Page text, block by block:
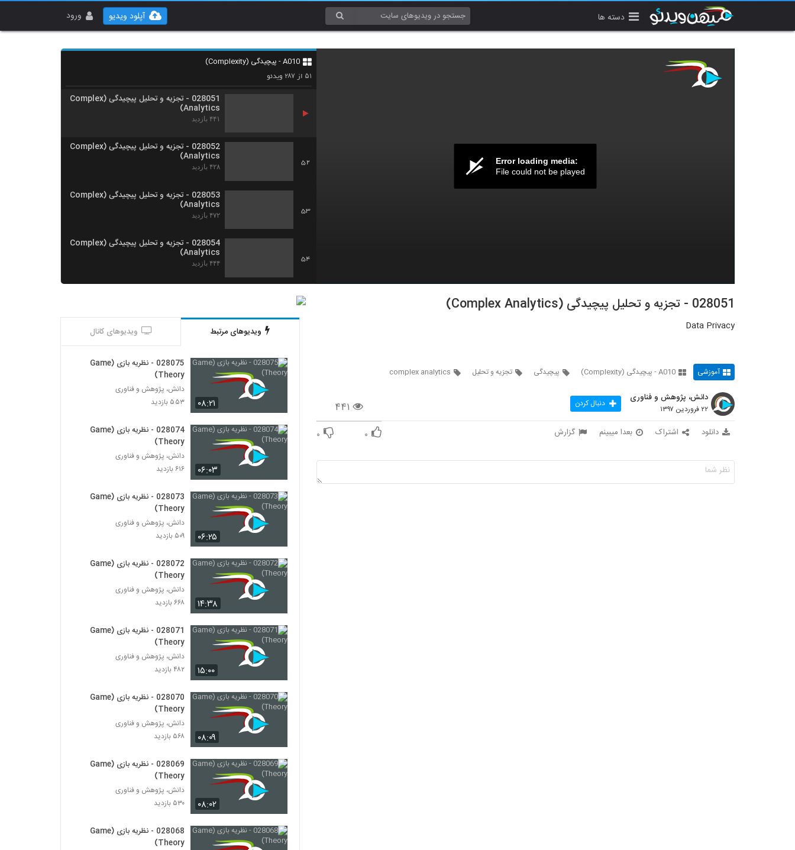
دسته ها ورود آپلود ویدیو
Error loading media:
File could not be played
A010 - پیچیدگی (Complexity)
۵۱ از ۲۸۷ ویدئو
50
028050 - تجزیه و تحلیل پیچیدگی (Complex
Analytics)
028051 - تجزیه و تحلیل پیچیدگی (Complex
Analytics)
۴۴۱ بازدید
52
028052 - تجزیه و تحلیل پیچیدگی (Complex
Analytics)
۴۲۸ بازدید
53
028053 - تجزیه و تحلیل پیچیدگی (Complex
Analytics)
۴۷۲ بازدید
54
028054 - تجزیه و تحلیل پیچیدگی (Complex
Analytics)
۴۴۴ بازدید
55
028056 - تجزیه و تحلیل پیچیدگی (Complex
۴۷۹ بازدید
Analytics)
۴۸۱ بازدید
028058 - تجزیه و تحلیل پیچیدگی (Complex
Analytics)
Analytics)
۴۷۷ بازدید
Analytics)
028061 - نظریه بازی (Game Theory)
028062 - نظریه بازی (Game Theory)
۵۳۵ بازدید
028063 - نظریه بازی (Game Theory)
۴۹۲ بازدید
028065 - نظریه بازی (Game Theory)
۵۰۰ بازدید
۵۰۹ بازدید
028051 - تجزیه و تحلیل پیچیدگی (Complex Analytics)
Data Privacy
آموزشی A010 - پیچیدگی (Complexity) پیچیدگی تجزیه و تحلیل complex analytics
۴۴۱
دانش، پژوهش و فناوری
۲۲ فروردین ۱۳۹۷ دنبال کردن
دانلود اشتراک بعدا میبینم گزارش ۰ ۰
ویدیوهای مرتبط ویدیوهای کانال
۰۸:۲۱
028075 - نظریه بازی (Game
Theory)
دانش، پژوهش و فناوری
۵۵۳ بازدید
۰۶:۰۳
028074 - نظریه بازی (Game
Theory)
دانش، پژوهش و فناوری
۶۱۶ بازدید
۰۶:۲۵
028073 - نظریه بازی (Game
Theory)
دانش، پژوهش و فناوری
۵۰۹ بازدید
۱۴:۳۸
028072 - نظریه بازی (Game
Theory)
دانش، پژوهش و فناوری
۶۶۸ بازدید
۱۵:۰۰
028071 - نظریه بازی (Game
Theory)
دانش، پژوهش و فناوری
۴۸۲ بازدید
۰۸:۰۹
028070 - نظریه بازی (Game
Theory)
دانش، پژوهش و فناوری
۵۶۸ بازدید
۰۸:۰۲
028069 - نظریه بازی (Game
Theory)
دانش، پژوهش و فناوری
۵۳۰ بازدید
028068 - نظریه بازی (Game
Theory)